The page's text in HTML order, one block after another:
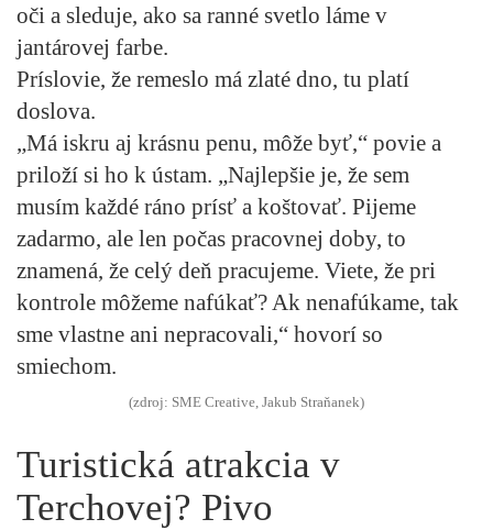
oči a sleduje, ako sa ranné svetlo láme v
jantárovej farbe.
Príslovie, že remeslo má zlaté dno, tu platí
doslova.
„Má iskru aj krásnu penu, môže byť,“ povie a
priloží si ho k ústam. „Najlepšie je, že sem
musím každé ráno prísť a koštovať. Pijeme
zadarmo, ale len počas pracovnej doby, to
znamená, že celý deň pracujeme. Viete, že pri
kontrole môžeme nafúkať? Ak nenafúkame, tak
sme vlastne ani nepracovali,“ hovorí so
smiechom.
(zdroj: SME Creative, Jakub Straňanek)
Turistická atrakcia v
Terchovej? Pivo